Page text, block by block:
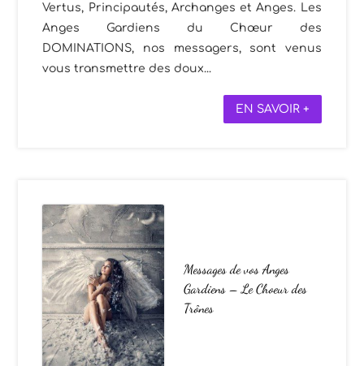
Vertus, Principautés, Archanges et Anges. Les
Anges Gardiens du Chœur des
DOMINATIONS, nos messagers, sont venus
vous transmettre des doux...
EN SAVOIR +
Messages de vos Anges
Gardiens – Le Choeur des
Trônes